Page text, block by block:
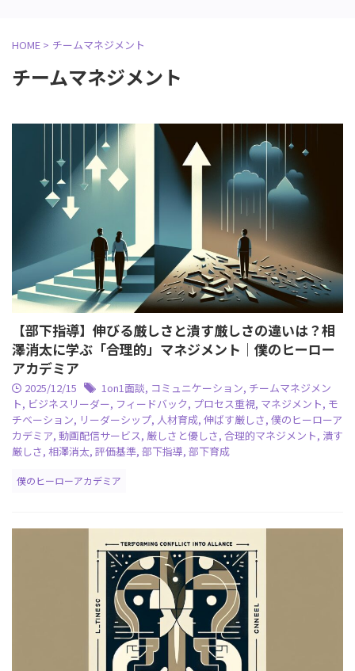
HOME > チームマネジメント
チームマネジメント
【部下指導】伸びる厳しさと潰す厳しさの違いは？相
澤消太に学ぶ「合理的」マネジメント｜僕のヒーロー
アカデミア
2025/12/15 1on1面談, コミュニケーション, チームマネジメン
ト, ビジネスリーダー, フィードバック, プロセス重視, マネジメント, モ
チベーション, リーダーシップ, 人材育成, 伸ばす厳しさ, 僕のヒーローア
カデミア, 動画配信サービス, 厳しさと優しさ, 合理的マネジメント, 潰す
厳しさ, 相澤消太, 評価基準, 部下指導, 部下育成
僕のヒーローアカデミア